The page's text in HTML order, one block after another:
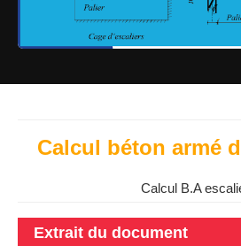
Calcul béton armé
Calcul B.A
Extrait du document